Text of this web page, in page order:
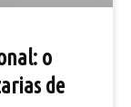
o
de